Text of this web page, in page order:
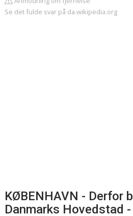
Se det fulde svar på da.wikipedia.org
KØBENHAVN - Derfor
Danmarks Hovedstad